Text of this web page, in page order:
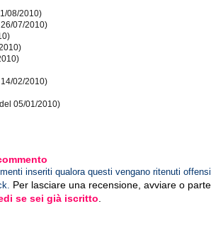
08/2010)
07/2010)
02/2010)
05/01/2010)
inseriti qualora questi vengano ritenuti
Per lasciare una recensione, avviare o
se sei già iscritto